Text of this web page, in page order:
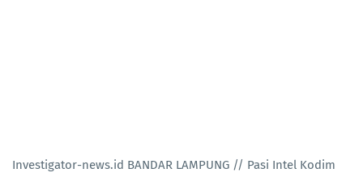
Investigator-news.id BANDAR LAMPUNG // Pasi Intel Kodim